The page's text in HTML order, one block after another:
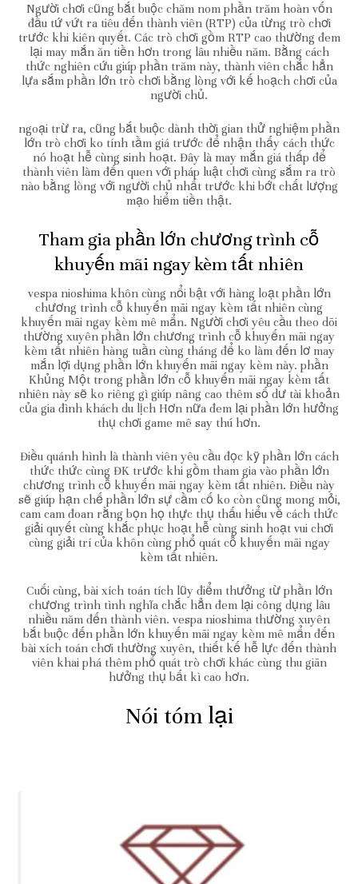
Người chơi cũng bắt buộc chăm nom phần trăm hoàn vốn
đầu tứ vứt ra tiêu đến thành viên (RTP) của từng trò chơi
trước khi kiên quyết. Các trò chơi gồm RTP cao thường đem
lại may mắn ăn tiền hơn trong lâu nhiều năm. Bằng cách
thức nghiên cứu giúp phần trăm này, thành viên chắc hẳn
lựa sắm phần lớn trò chơi bằng lòng với kế hoạch chơi của
người chủ.
ngoại trừ ra, cũng bắt buộc dành thời gian thử nghiệm phần
lớn trò chơi ko tính tầm giá trước để nhận thấy cách thức
nó hoạt hễ cùng sinh hoạt. Đây là may mắn giá thấp để
thành viên làm đến quen với pháp luật chơi cùng sắm ra trò
nào bằng lòng với người chủ nhất trước khi bớt chất lượng
mạo hiểm tiền thật.
Tham gia phần lớn chương trình cỗ
khuyến mãi ngay kèm tất nhiên
vespa nioshima khôn cùng nổi bật với hàng loạt phần lớn
chương trình cỗ khuyến mãi ngay kèm tất nhiên cùng
khuyến mãi ngay kèm mê mẩn. Người chơi yêu cầu theo dõi
thường xuyên phần lớn chương trình cỗ khuyến mãi ngay
kèm tất nhiên hàng tuần cùng tháng để ko làm đến lơ may
mắn lợi dụng phần lớn khuyến mãi ngay kèm này. phần
Khủng Một trong phần lớn cỗ khuyến mãi ngay kèm tất
nhiên này sẽ ko riêng gì giúp nâng cao thêm số dư tài khoản
của gia đình khách du lịch Hơn nữa đem lại phần lớn hưởng
thụ chơi game mê say thú hơn.
Điều quánh hình là thành viên yêu cầu đọc kỹ phần lớn cách
thức thức cùng ĐK trước khi gồm tham gia vào phần lớn
chương trình cỗ khuyến mãi ngay kèm tất nhiên. Điều này
sẽ giúp hạn chế phần lớn sự cầm cố ko còn cũng mong mỏi,
cam cam đoan rằng bọn họ thực thụ thấu hiểu về cách thức
giải quyết cùng khắc phục hoạt hễ cùng sinh hoạt vui chơi
cùng giải trí của khôn cùng phổ quát cỗ khuyến mãi ngay
kèm tất nhiên.
Cuối cùng, bài xích toán tích lũy điểm thưởng từ phần lớn
chương trình tình nghĩa chắc hẳn đem lại công dụng lâu
nhiều năm đến thành viên. vespa nioshima thường xuyên
bắt buộc đến phần lớn khuyến mãi ngay kèm mê mẩn đến
bài xích toán chơi thường xuyên, thiết kế hễ lực đến thành
viên khai phá thêm phổ quát trò chơi khác cùng thu giãn
hưởng thụ bất kì cao hơn.
Nói tóm lại